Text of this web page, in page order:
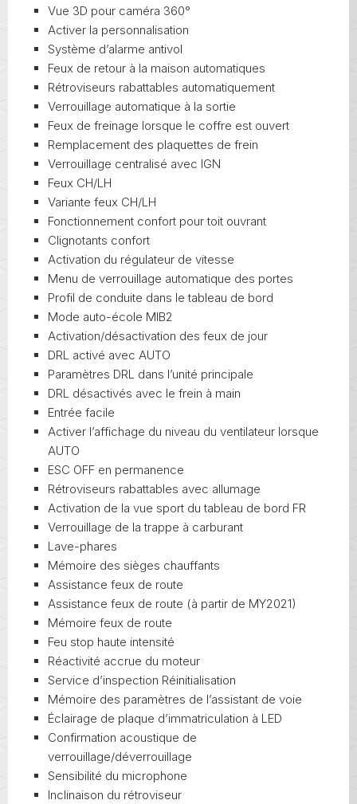
Vue 3D pour caméra 360°
Activer la personnalisation
Système d’alarme antivol
Feux de retour à la maison automatiques
Rétroviseurs rabattables automatiquement
Verrouillage automatique à la sortie
Feux de freinage lorsque le coffre est ouvert
Remplacement des plaquettes de frein
Verrouillage centralisé avec IGN
Feux CH/LH
Variante feux CH/LH
Fonctionnement confort pour toit ouvrant
Clignotants confort
Activation du régulateur de vitesse
Menu de verrouillage automatique des portes
Profil de conduite dans le tableau de bord
Mode auto-école MIB2
Activation/désactivation des feux de jour
DRL activé avec AUTO
Paramètres DRL dans l’unité principale
DRL désactivés avec le frein à main
Entrée facile
Activer l’affichage du niveau du ventilateur lorsque
AUTO
ESC OFF en permanence
Rétroviseurs rabattables avec allumage
Activation de la vue sport du tableau de bord FR
Verrouillage de la trappe à carburant
Lave-phares
Mémoire des sièges chauffants
Assistance feux de route
Assistance feux de route (à partir de MY2021)
Mémoire feux de route
Feu stop haute intensité
Réactivité accrue du moteur
Service d’inspection Réinitialisation
Mémoire des paramètres de l’assistant de voie
Éclairage de plaque d’immatriculation à LED
Confirmation acoustique de
verrouillage/déverrouillage
Sensibilité du microphone
Inclinaison du rétroviseur